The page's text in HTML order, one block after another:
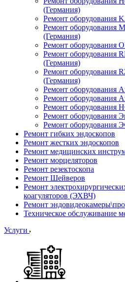
(Германия)
Ремонт оборудования
Ремонт оборудования
(Германия)
Ремонт оборудования
Ремонт оборудования
(Германия)
Ремонт оборудования
(Германия)
Ремонт оборудования
Ремонт оборудования
Ремонт оборудования
Ремонт оборудования
Ремонт оборудования
Ремонт гибких эндоскопов
Ремонт жестких эндоскопов
Ремонт медицинских
Ремонт морцеляторов
Ремонт резектоскопа
Ремонт Шейверов
Ремонт
коагуляторов (ЭХВЧ)
Ремонт
Техническое обслуживание
Услуги